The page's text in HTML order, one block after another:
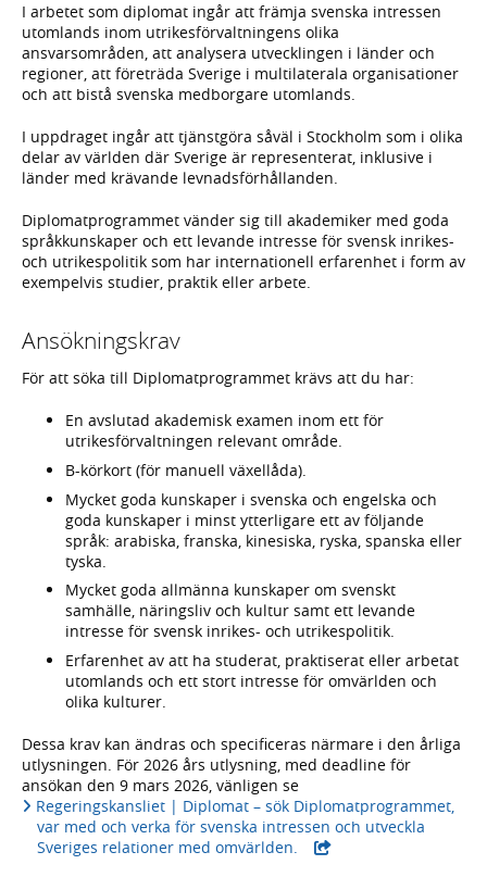
I arbetet som diplomat ingår att främja svenska intressen
utomlands inom utrikesförvaltningens olika
ansvarsområden, att analysera utvecklingen i länder och
regioner, att företräda Sverige i multilaterala organisationer
och att bistå svenska medborgare utomlands.
I uppdraget ingår att tjänstgöra såväl i Stockholm som i olika
delar av världen där Sverige är representerat, inklusive i
länder med krävande levnadsförhållanden.
Diplomatprogrammet vänder sig till akademiker med goda
språkkunskaper och ett levande intresse för svensk inrikes-
och utrikespolitik som har internationell erfarenhet i form av
exempelvis studier, praktik eller arbete.
Ansökningskrav
För att söka till Diplomatprogrammet krävs att du har:
En avslutad akademisk examen inom ett för
utrikesförvaltningen relevant område.
B-körkort (för manuell växellåda).
Mycket goda kunskaper i svenska och engelska och
goda kunskaper i minst ytterligare ett av följande
språk: arabiska, franska, kinesiska, ryska, spanska eller
tyska.
Mycket goda allmänna kunskaper om svenskt
samhälle, näringsliv och kultur samt ett levande
intresse för svensk inrikes- och utrikespolitik.
Erfarenhet av att ha studerat, praktiserat eller arbetat
utomlands och ett stort intresse för omvärlden och
olika kulturer.
Dessa krav kan ändras och specificeras närmare i den årliga
utlysningen. För 2026 års utlysning, med deadline för
ansökan den 9 mars 2026, vänligen se
Regeringskansliet | Diplomat – sök Diplomatprogrammet,
var med och verka för svenska intressen och utveckla
Sveriges relationer med omvärlden. - extern webbplats,